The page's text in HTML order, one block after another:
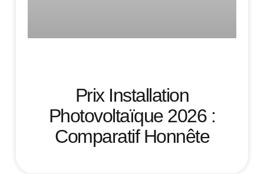
Prix Installation
Photovoltaïque 2026 :
Comparatif Honnête